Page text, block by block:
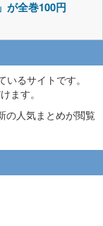
が全巻100円
るサイトです。
ます。
の人気まとめが閲覧